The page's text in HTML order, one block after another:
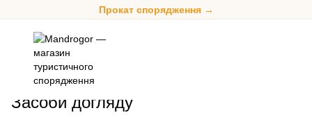
Прокат спорядження →
Спорядження
Засоби догляду